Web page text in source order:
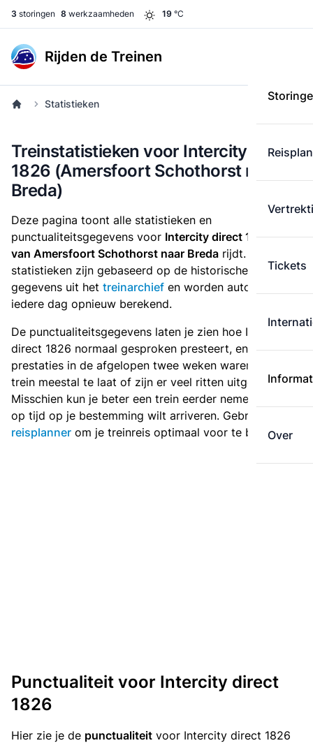
3 storingen 8 werkzaamheden 19 °C
Rijden de Treinen
Tickets
Over
Statistieken
Treinstatistieken voor Intercity direct
1826 (Amersfoort Schothorst naar
Breda)
Deze pagina toont alle statistieken en
punctualiteitsgegevens voor Intercity direct 1826die
van Amersfoort Schothorst naar Breda rijdt. Deze
statistieken zijn gebaseerd op de historische
gegevens uit het treinarchief en worden automatisch
iedere dag opnieuw berekend.
De punctualiteitsgegevens laten je zien hoe Intercity
direct 1826 normaal gesproken presteert, en hoe de
prestaties in de afgelopen twee weken waren. Is deze
trein meestal te laat of zijn er veel ritten uitgevallen?
Misschien kun je beter een trein eerder nemen als je
op tijd op je bestemming wilt arriveren. Gebruik de
reisplanner om je treinreis optimaal voor te bereiden.
Punctualiteit voor Intercity direct
1826
Hier zie je de punctualiteit voor Intercity direct 1826